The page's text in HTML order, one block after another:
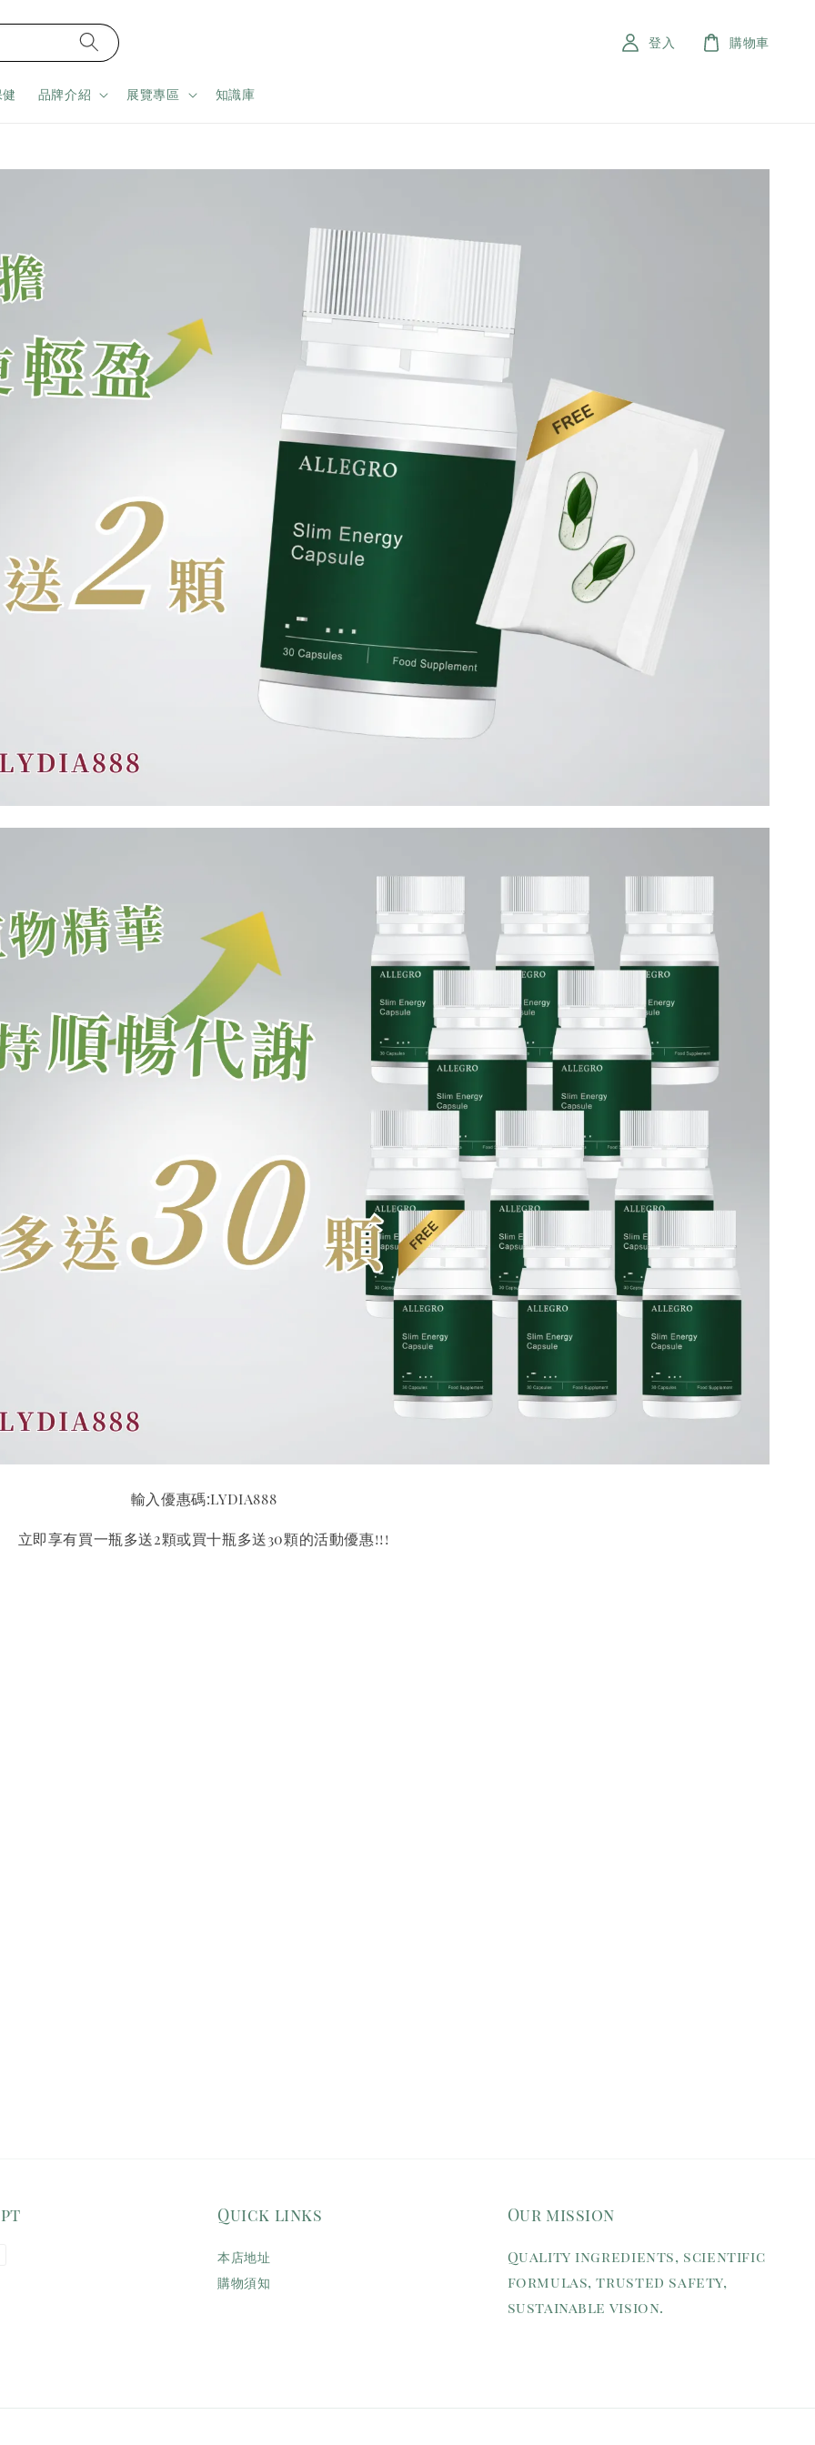
品牌介紹 展覽專區 知識庫
登入 購物車
輸入優惠碼:LYDIA888
立即享有買一瓶多送2顆或買十瓶多送30顆的活動優惠!!!
Quick links
本店地址
購物須知
Our mission
Quality ingredients, scientific
formulas, trusted safety,
sustainable vision.